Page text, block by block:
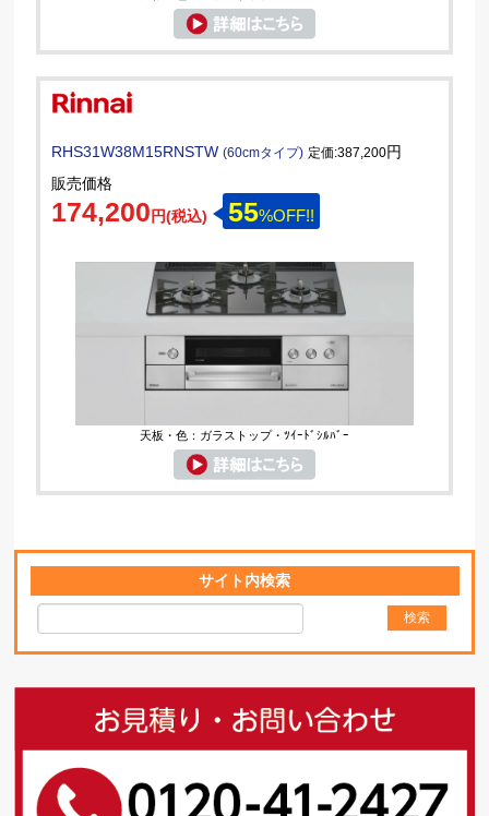
RHS31W38M15RNSTW(60cmタイプ) 定価:387,200円
販売価格
174,200 円(税込) 55%OFF!!
天板・色：ガラストップ・ﾂｲｰﾄﾞｼﾙﾊﾞｰ
サイト内検索